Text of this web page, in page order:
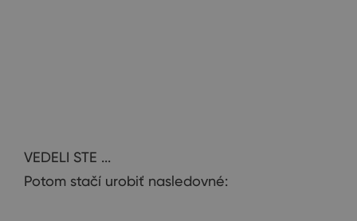
VEDELI STE ...
Potom stačí urobiť nasledovné: